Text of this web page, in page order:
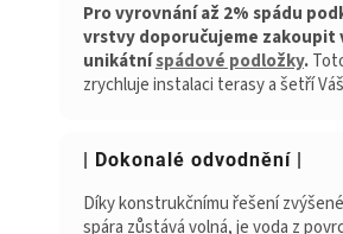
Pro vyrovnání až 2% spádu
vrstvy doporučujeme zakoupit
unikátníspádové podložky.
zrychluje instalaci terasy a šetří
| Dokonalé odvodnění |
Díky konstrukčnímu řešení
spára zůstává volná, je voda z